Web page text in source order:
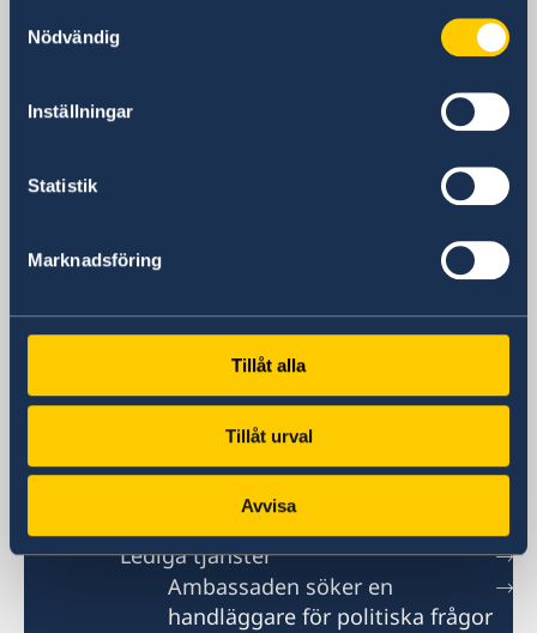
Nödvändig
Inställningar
Statistik
Marknadsföring
Tillåt alla
Tillåt urval
Avvisa
Visum- och migrationsfrågor
Fax
Allmänna förfrågningar
Visum- och migrationsfrågor
generalkonsulat.shanghai-visum@gov.se
Social media
LinkedIn
Ambassaden i Peking
Lediga tjänster
Ambassaden söker en
handläggare för politiska frågor